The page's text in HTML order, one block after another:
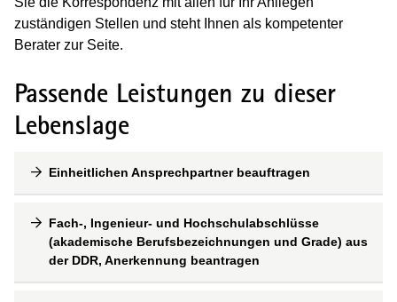
zuständigen Stellen und steht Ihnen als kompetenter
Berater zur Seite.
Passende Leistungen zu dieser
Lebenslage
Einheitlichen Ansprechpartner beauftragen
Fach-, Ingenieur- und Hochschulabschlüsse
(akademische Berufsbezeichnungen und Grade) aus
der DDR, Anerkennung beantragen